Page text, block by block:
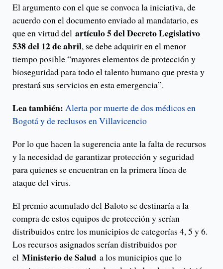
El argumento con el que se convoca la iniciativa, de
acuerdo con el documento enviado al mandatario, es
que en virtud del artículo 5 del Decreto Legislativo
538 del 12 de abril, se debe adquirir en el menor
tiempo posible “mayores elementos de protección y
bioseguridad para todo el talento humano que presta y
prestará sus servicios en esta emergencia”.
Lea también: Alerta por muerte de dos médicos en
Bogotá y de reclusos en Villavicencio
Por lo que hacen la sugerencia ante la falta de recursos
y la necesidad de garantizar protección y seguridad
para quienes se encuentran en la primera línea de
ataque del virus.
El premio acumulado del Baloto se destinaría a la
compra de estos equipos de protección y serían
distribuidos entre los municipios de categorías 4, 5 y 6.
Los recursos asignados serían distribuidos por
el Ministerio de Salud a los municipios que lo